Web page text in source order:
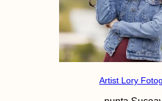
Artist Lory